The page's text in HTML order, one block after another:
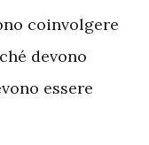
coinvolgere
devono
essere